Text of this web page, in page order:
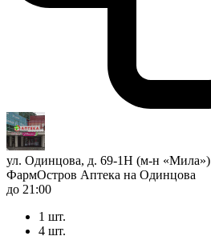
ул. Одинцова, д. 69-1Н (м-н «Мила»)
ФармОстров Аптека на Одинцова
до 21:00
1 шт.
4 шт.